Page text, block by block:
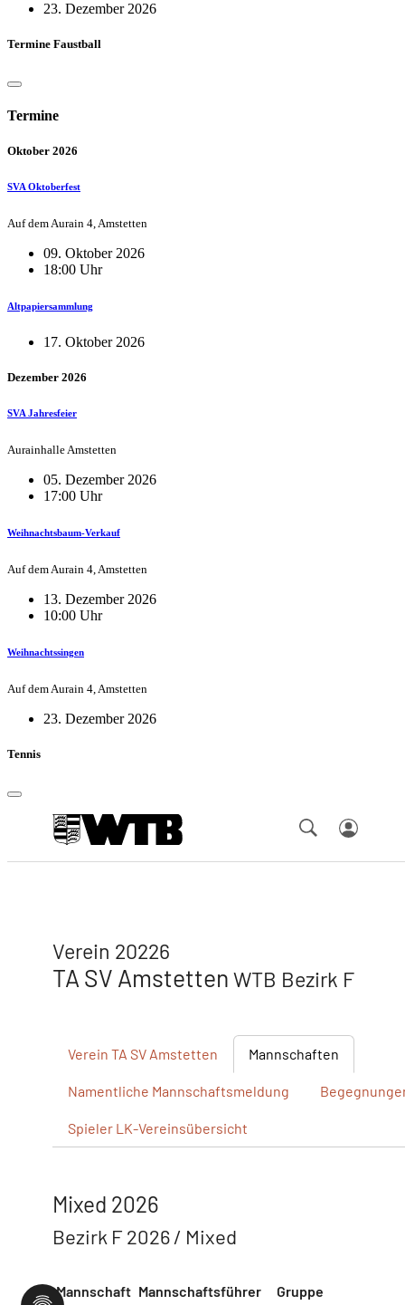
23. Dezember 2026
Termine Faustball
Termine
Oktober 2026
SVA Oktoberfest
Auf dem Aurain 4, Amstetten
09. Oktober 2026
18:00 Uhr
Altpapiersammlung
17. Oktober 2026
Dezember 2026
SVA Jahresfeier
Aurainhalle Amstetten
05. Dezember 2026
17:00 Uhr
Weihnachtsbaum-Verkauf
Auf dem Aurain 4, Amstetten
13. Dezember 2026
10:00 Uhr
Weihnachtssingen
Auf dem Aurain 4, Amstetten
23. Dezember 2026
Tennis